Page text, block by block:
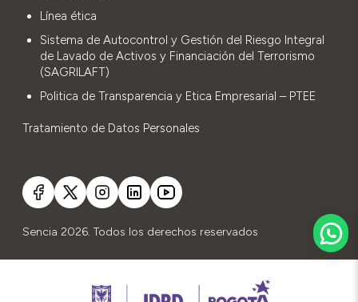
Línea ética
Sistema de Autocontrol y Gestión del Riesgo Integral
de Lavado de Activos y Financiación del Terrorismo
(SAGRILAFT)
Politica de Transparencia y Etica Empresarial – PTEE
Tratamiento de Datos Personales
Sencia 2026. Todos los derechos reservados